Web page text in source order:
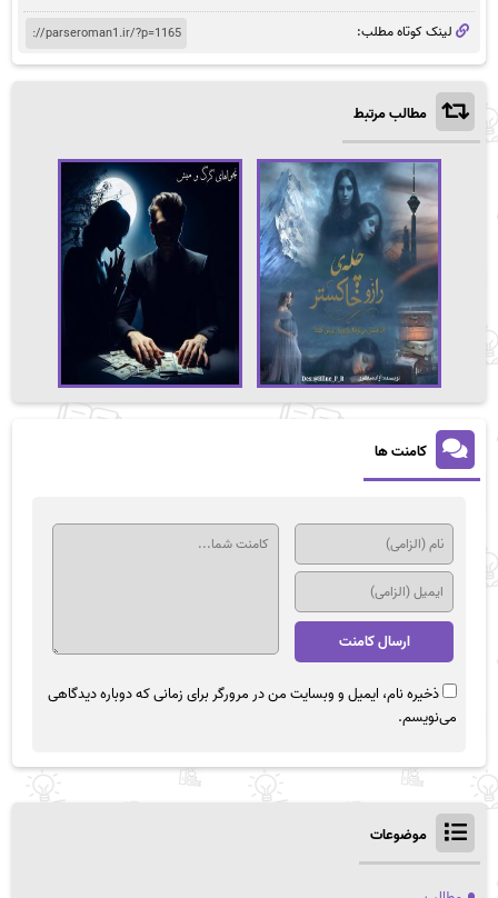
لینک کوتاه مطلب:
مطالب مرتبط
کامنت ها
ذخیره نام، ایمیل و وبسایت من در مرورگر برای زمانی که دوباره دیدگاهی
می‌نویسم.
موضوعات